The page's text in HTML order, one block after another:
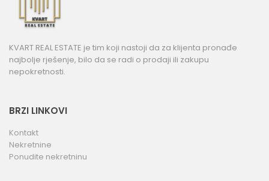
KVART REAL ESTATE je tim koji nastoji da za klijenta pronađe
najbolje rješenje, bilo da se radi o prodaji ili zakupu
nepokretnosti.
BRZI LINKOVI
Kontakt
Nekretnine
Ponudite nekretninu